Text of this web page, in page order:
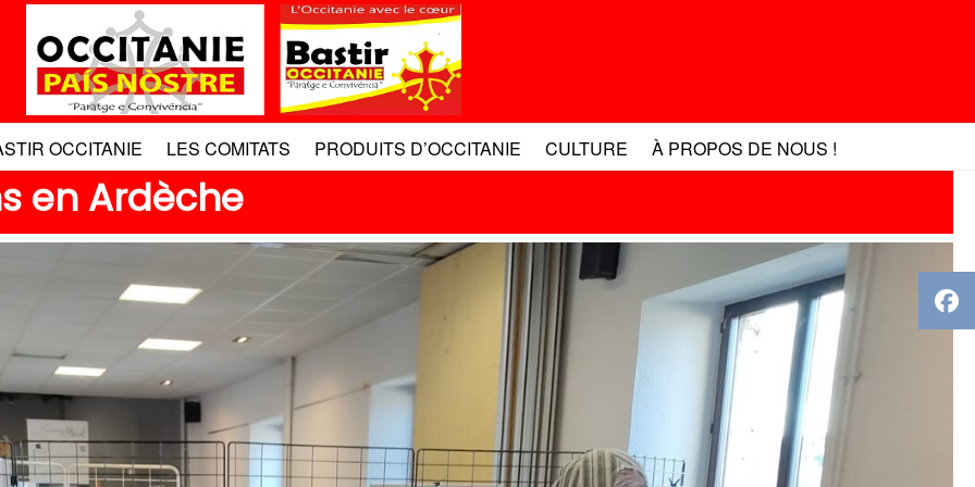
OCCITANIE LES COMITATS PRODUITS D’OCCITANIE CULTURE À PROPOS DE NOUS !
en Ardèche